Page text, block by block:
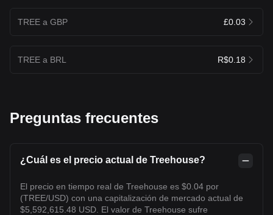
TREE a GBP £0.03
TREE a BRL R$0.18
Preguntas frecuentes
¿Cuál es el precio actual de Treehouse?
El precio en tiempo real de Treehouse es $0.04 por
(TREE/USD) con una capitalización de mercado actual de
$5,592,615.48 USD. El valor de Treehouse sufre